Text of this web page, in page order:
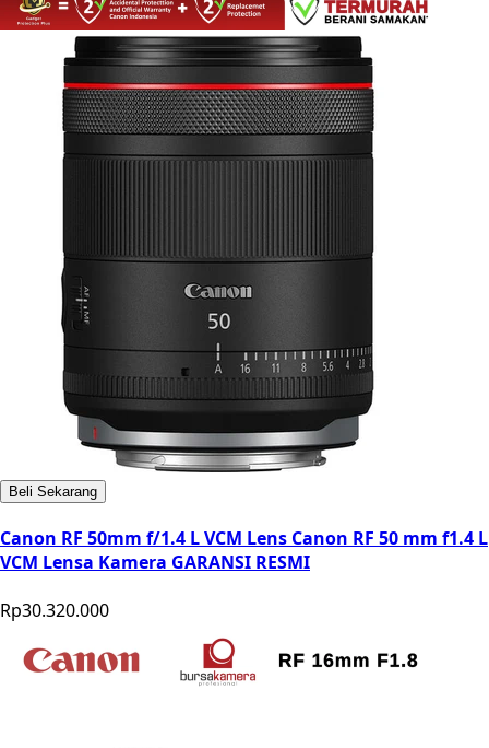
Beli Sekarang
Canon RF 50mm f/1.4 L VCM Lens Canon RF 50 mm f1.4 L
VCM Lensa Kamera GARANSI RESMI
Rp30.320.000